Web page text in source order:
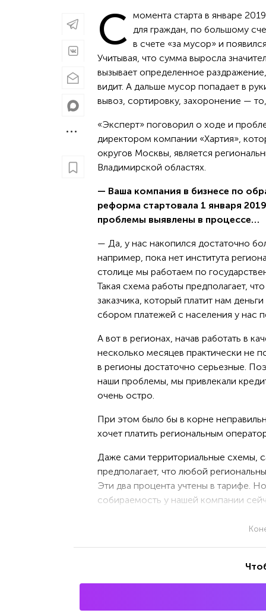
С момента старта в январе
для граждан, по большому
в счете «за мусор» и
Учитывая, что сумма выросла
вызывает определенное
видит. А дальше мусор попадает в
вывоз, сортировку, захоронение —
«Эксперт» поговорил о ходе и
директором компании «Хартия»,
округов Москвы, является
Владимирской областях.
— Ваша компания в бизнесе по
реформа стартовала 1 января
проблемы выявлены в процессе…
— Да, у нас накопился достаточно
например, пока нет института
столице мы работаем по
Такая схема работы предполагает,
заказчика, который платит нам
сбором платежей с населения у нас
А вот в регионах, начав работать в
несколько месяцев практически не
в регионы достаточно серьезные.
наши проблемы, мы привлекали
очень остро.
При этом было бы в корне
хочет платить региональным
Даже сами территориальные схемы,
предполагает, что любой
Эти два процента учтены в тарифе.
собираемость у нашей компании